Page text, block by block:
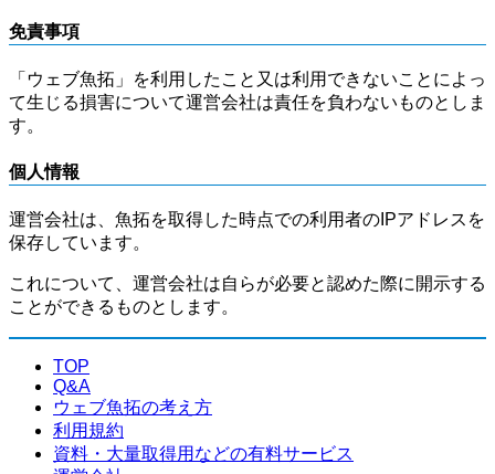
免責事項
「ウェブ魚拓」を利用したこと又は利用できないことによっ
て生じる損害について運営会社は責任を負わないものとしま
す。
個人情報
運営会社は、魚拓を取得した時点での利用者のIPアドレスを
保存しています。
これについて、運営会社は自らが必要と認めた際に開示する
ことができるものとします。
TOP
Q&A
ウェブ魚拓の考え方
利用規約
資料・大量取得用などの有料サービス